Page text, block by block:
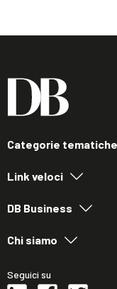
Categorie tematiche
Link veloci
DB Business
Chi siamo
Seguici su